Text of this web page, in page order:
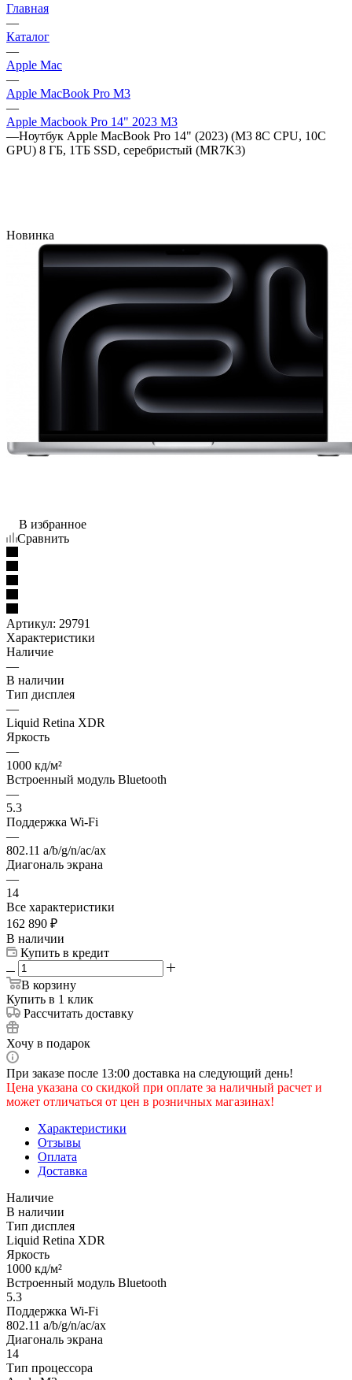
Главная
—
Каталог
—
Apple Mac
—
Apple MacBook Pro M3
—
Apple Macbook Pro 14" 2023 M3
—Ноутбук Apple MacBook Pro 14" (2023) (M3 8C CPU, 10C
GPU) 8 ГБ, 1TБ SSD, серебристый (MR7K3)
Новинка
В избранное
Сравнить
Артикул: 29791
Характеристики
Наличие
—
В наличии
Тип дисплея
—
Liquid Retina XDR
Яркость
—
1000 кд/м²
Встроенный модуль Bluetooth
—
5.3
Поддержка Wi-Fi
—
802.11 a/b/g/n/ac/ax
Диагональ экрана
—
14
Все характеристики
162 890 ₽
В наличии
Купить в кредит
В корзину
Купить в 1 клик
Рассчитать доставку
Хочу в подарок
При заказе после 13:00 доставка на следующий день!
Цена указана со скидкой при оплате за наличный расчет и
может отличаться от цен в розничных магазинах!
Характеристики
Отзывы
Оплата
Доставка
Наличие
В наличии
Тип дисплея
Liquid Retina XDR
Яркость
1000 кд/м²
Встроенный модуль Bluetooth
5.3
Поддержка Wi-Fi
802.11 a/b/g/n/ac/ax
Диагональ экрана
14
Тип процессора